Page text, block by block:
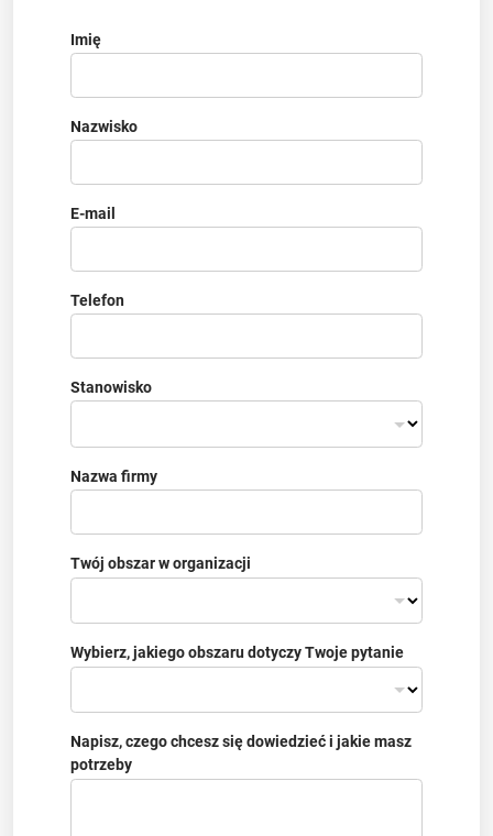
Imię
Nazwisko
E-mail
Telefon
Stanowisko
Nazwa firmy
Twój obszar w organizacji
Wybierz, jakiego obszaru dotyczy Twoje pytanie
Napisz, czego chcesz się dowiedzieć i jakie masz
potrzeby